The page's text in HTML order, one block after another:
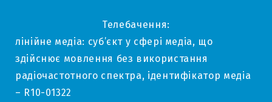
Телебачення:
лінійне медіа: суб’єкт у сфері медіа, що
здійснює мовлення без використання
радіочастотного спектра, ідентифікатор медіа
– R10-01322